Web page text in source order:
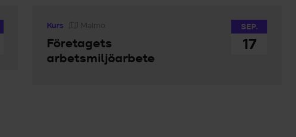
SEP.
17
Kurs Malmö
Företagets
arbetsmiljöarbete